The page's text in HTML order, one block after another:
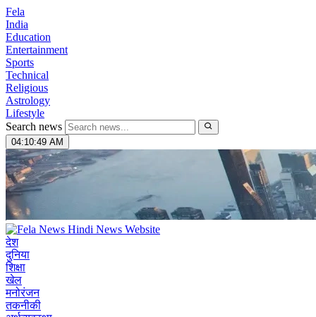
Fela
India
Education
Entertainment
Sports
Technical
Religious
Astrology
Lifestyle
Search news
04:10:50 AM
देश
दुनिया
शिक्षा
खेल
मनोरंजन
तकनीकी